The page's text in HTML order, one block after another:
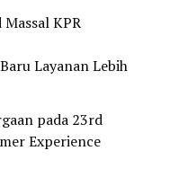
KPR
Layanan Lebih
pada 23rd
Experience